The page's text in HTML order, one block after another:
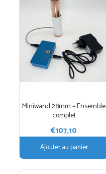
Miniwand 28mm – Ensemble
complet
€107,10
Ajouter au panier